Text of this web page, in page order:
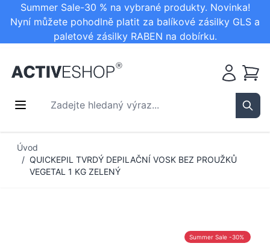
Summer Sale-30 % na vybrané produkty. Novinka!
Nyní můžete pohodlně platit za balíkové zásilky GLS a
paletové zásilky RABEN na dobírku.
Zadejte hledaný výraz...
Košík
Úvod
/ QUICKEPIL TVRDÝ DEPILAČNÍ VOSK BEZ PROUŽKŮ
VEGETAL 1 KG ZELENÝ
Summer Sale -30%